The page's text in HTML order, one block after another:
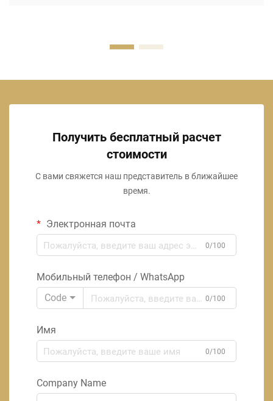
Получить бесплатный расчет
стоимости
С вами свяжется наш представитель в ближайшее
время.
Электронная почта
0/100
Мобильный телефон / WhatsApp
Code
0/100
Имя
0/100
Company Name